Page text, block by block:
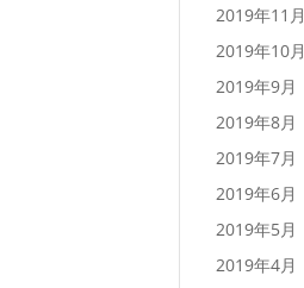
2019年11月
2019年10月
2019年9月
2019年8月
2019年7月
2019年6月
2019年5月
2019年4月